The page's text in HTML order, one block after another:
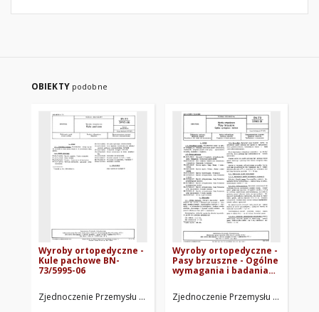
OBIEKTY podobne
Wyroby ortopedyczne -
Kule pachowe BN-
73/5995-06
Zjednoczenie Przemysłu Ortopedycznego. Oprac.
Wyroby ortopedyczne -
Pasy brzuszne - Ogólne
wymagania i badania
Zjednoczenie Przemysłu